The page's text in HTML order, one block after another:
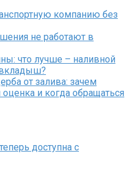
компанию без
не работают в
что лучше – наливной
от залива: зачем
и когда обращаться
доступна с